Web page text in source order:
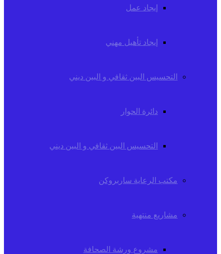
إيجاد عمل
إيجاد تأهيل مهني
التحسيس البين ثقافي و البين ديني
دائرة الحوار
التحسيس البين ثقافي و البين ديني
مكتب الرعاية ساربروكن
مشاريع منتهية
مشروع ورشة الصحافة